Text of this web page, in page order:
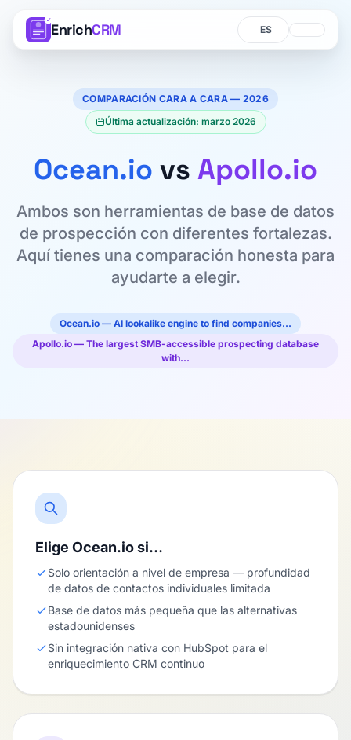
EnrichCRM Idioma
Idioma
COMPARACIÓN CARA A CARA — 2026
Última actualización: marzo 2026
Ocean.io vs Apollo.io
Ambos son herramientas de base de datos
de prospección con diferentes fortalezas.
Aquí tienes una comparación honesta para
ayudarte a elegir.
Ocean.io — AI lookalike engine to find companies…
Apollo.io — The largest SMB-accessible prospecting database
with…
Elige Ocean.io si…
Solo orientación a nivel de empresa — profundidad
de datos de contactos individuales limitada
Base de datos más pequeña que las alternativas
estadounidenses
Sin integración nativa con HubSpot para el
enriquecimiento CRM continuo